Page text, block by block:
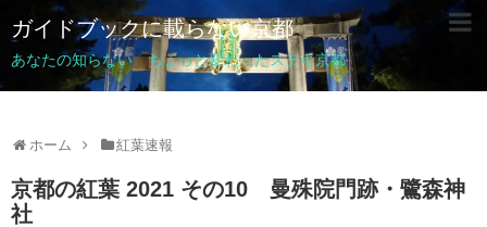
ガイドブックに載らない京都
あなたの知らない ちょっと変わったステキ京都
ホーム 紅葉速報
京都の紅葉 2021 その10 曼殊院門跡・鷺森神
社